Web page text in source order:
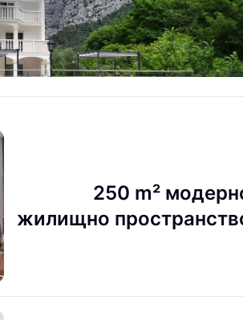
250 m²
жилищно